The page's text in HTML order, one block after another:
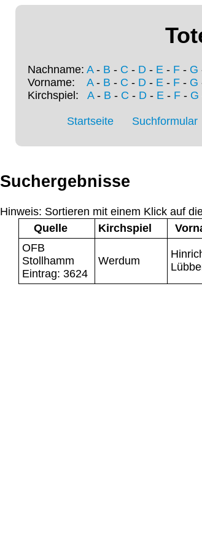
Nachname: A- B - C - D - E - F - G
Vorname: A- B - C - D - E - F - G
Kirchspiel: A- B - C - D- E- F- G
Startseite Suchformular
Suchergebnisse
Hinweis: Sortieren mit einem Klick auf
Quelle
Kirchspiel
OFB
Stollhamm
Eintrag: 3624
Werdum